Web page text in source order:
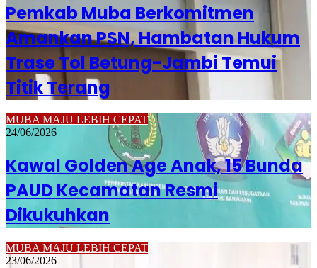
Pemkab Muba Berkomitmen
Amankan PSN, Hambatan Hukum
Trase Tol Betung-Jambi Temui
Titik Terang
MUBA MAJU LEBIH CEPAT
24/06/2026
Kawal Golden Age Anak, 15 Bunda
PAUD Kecamatan Resmi
Dikukuhkan
MUBA MAJU LEBIH CEPAT
23/06/2026